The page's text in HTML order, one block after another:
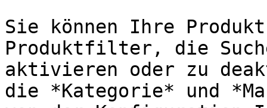
Sie können Ihre
Produktfilter, die
aktivieren oder zu
die *Kategorie* und